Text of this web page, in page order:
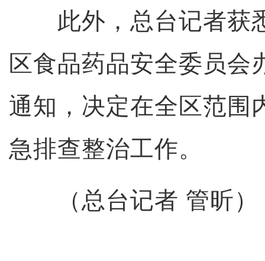
此外，总台记者获
区食品药品安全委员会
通知，决定在全区范围
急排查整治工作。
（总台记者 管昕）